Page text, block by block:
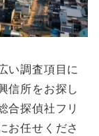
い調査項目に
信所をお探し
合探偵社フリ
お任せくださ